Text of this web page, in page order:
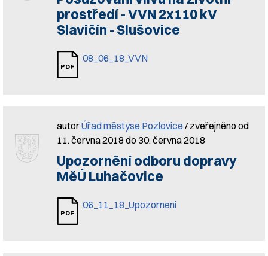
prostředí - VVN 2x110 kV
Slavičín - Slušovice
08_06_18_VVN
autorÚřad městyse Pozlovice / zveřejněno od
11. června 2018 do 30. června 2018
Upozornění odboru dopravy
MěÚ Luhačovice
06_11_18_Upozorneni